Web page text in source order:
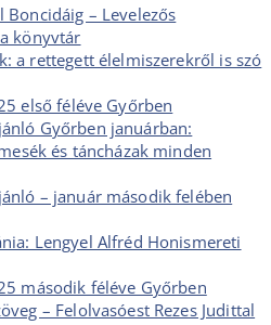
– Levelezős
könyvtár
a rettegett élelmiszerekről is szó
első féléve Győrben
Győrben januárban:
és táncházak minden
– január második felében
Lengyel Alfréd Honismereti
második féléve Győrben
– Felolvasóest Rezes Judittal